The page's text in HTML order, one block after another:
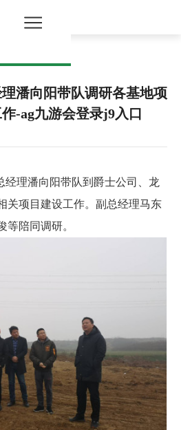
所有分类 >
潘向阳带队调研各基地项
-ag九游会登录j9入口
经理潘向阳带队到爵士公司、龙
关项目建设工作。副总经理马东
等陪同调研。